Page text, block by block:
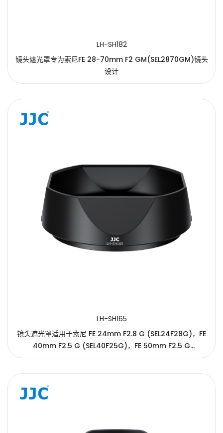
LH-SH182
镜头遮光罩专为索尼FE 28-70mm F2 GM(SEL2870GM)镜头
设计
LH-SH165
镜头遮光罩适用于索尼 FE 24mm F2.8 G (SEL24F28G)，FE
40mm F2.5 G (SEL40F25G)，FE 50mm F2.5 G
(SEL50F25G) 镜头